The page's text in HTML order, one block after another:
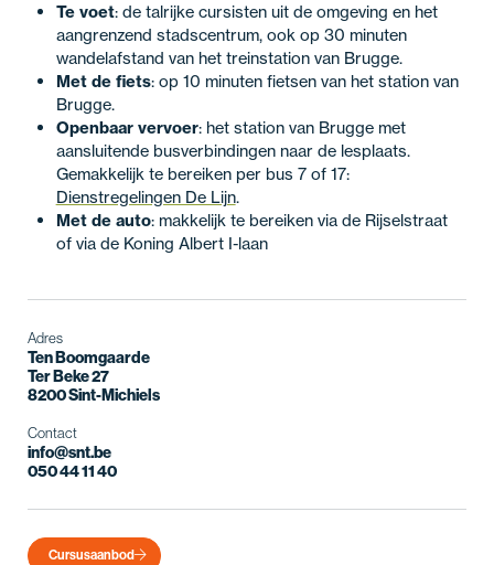
Adres
Ten Boomgaarde
Ter Beke 27
8200 Sint-Michiels
Contact
info@snt.be
050 44 11 40
Cursusaanbod
Te voet: de talrijke cursisten uit de omgeving en het
aangrenzend stadscentrum, ook op 30 minuten
wandelafstand van het treinstation van Brugge.
Met de fiets: op 10 minuten fietsen van het station van
Brugge.
Openbaar vervoer: het station van Brugge met
aansluitende busverbindingen naar de lesplaats.
Gemakkelijk te bereiken per bus 7 of 17:
Dienstregelingen De Lijn.
Met de auto: makkelijk te bereiken via de Rijselstraat
of via de Koning Albert I-laan